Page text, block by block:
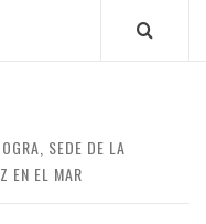
SEDE DE LA
EN EL MAR